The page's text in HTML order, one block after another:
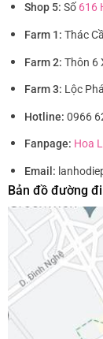
Shop 5: Số 616
Farm 1: Thác
Farm 2: Thôn 6
Farm 3: Lộc
Hotline: 0966
Fanpage: Hoa
Email:
Bản đồ đường